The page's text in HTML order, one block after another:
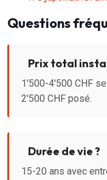
Questions
Prix total
1'500-4'500 CHF
2'500 CHF posé.
Durée de vie ?
15-20 ans avec